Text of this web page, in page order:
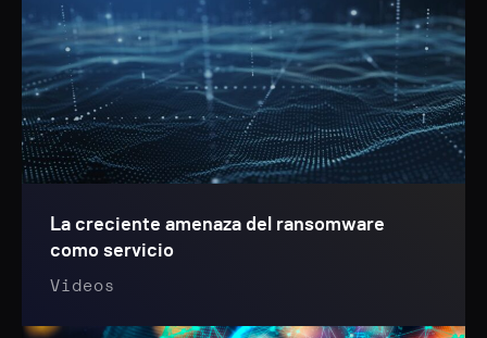
La creciente amenaza del ransomware
como servicio
Videos